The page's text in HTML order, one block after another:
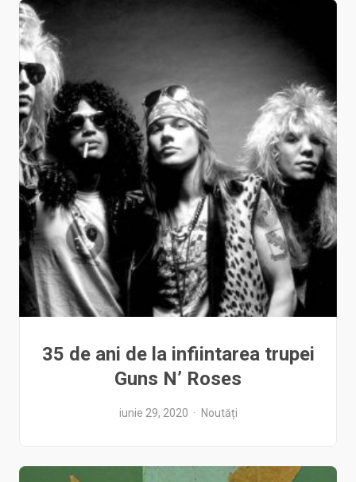
35 de ani de la infiintarea trupei
Guns N’ Roses
iunie 29, 2020 Noutăți